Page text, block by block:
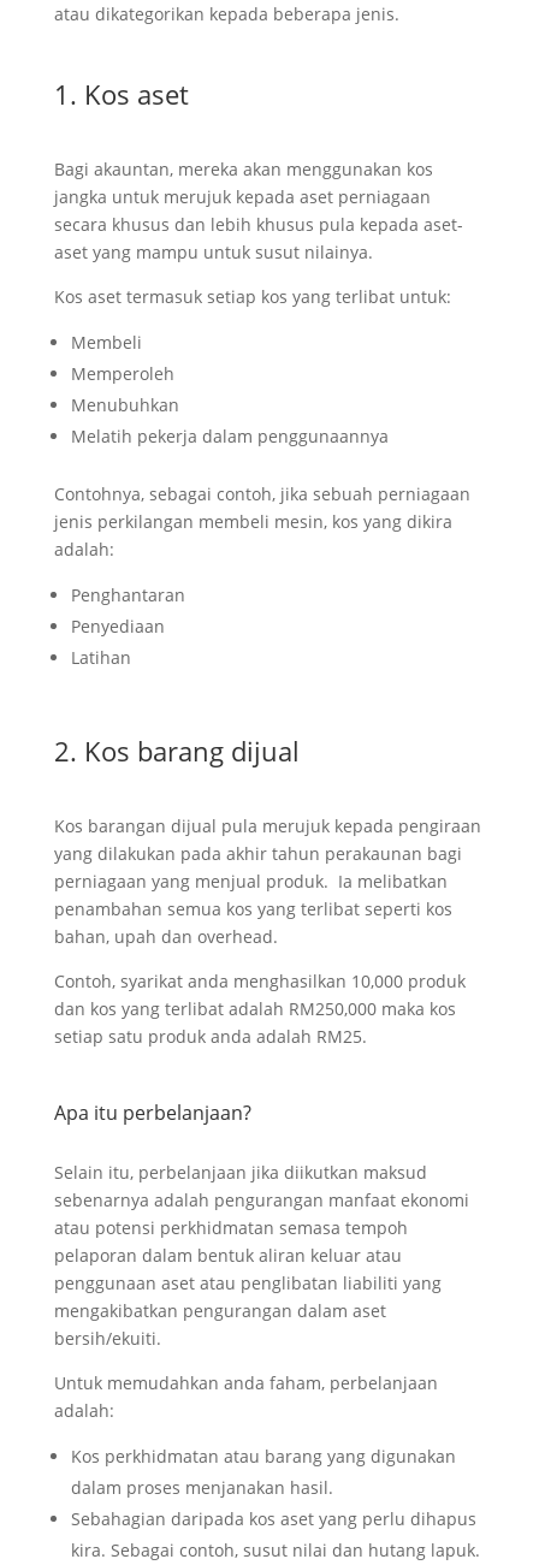
atau dikategorikan kepada beberapa jenis.
1. Kos aset
Bagi akauntan, mereka akan menggunakan kos
jangka untuk merujuk kepada aset perniagaan
secara khusus dan lebih khusus pula kepada aset-
aset yang mampu untuk susut nilainya.
Kos aset termasuk setiap kos yang terlibat untuk:
Membeli
Memperoleh
Menubuhkan
Melatih pekerja dalam penggunaannya
Contohnya, sebagai contoh, jika sebuah perniagaan
jenis perkilangan membeli mesin, kos yang dikira
adalah:
Penghantaran
Penyediaan
Latihan
2. Kos barang dijual
Kos barangan dijual pula merujuk kepada pengiraan
yang dilakukan pada akhir tahun perakaunan bagi
perniagaan yang menjual produk. Ia melibatkan
penambahan semua kos yang terlibat seperti kos
bahan, upah dan overhead.
Contoh, syarikat anda menghasilkan 10,000 produk
dan kos yang terlibat adalah RM250,000 maka kos
setiap satu produk anda adalah RM25.
Apa itu perbelanjaan?
Selain itu, perbelanjaan jika diikutkan maksud
sebenarnya adalah pengurangan manfaat ekonomi
atau potensi perkhidmatan semasa tempoh
pelaporan dalam bentuk aliran keluar atau
penggunaan aset atau penglibatan liabiliti yang
mengakibatkan pengurangan dalam aset
bersih/ekuiti.
Untuk memudahkan anda faham, perbelanjaan
adalah:
Kos perkhidmatan atau barang yang digunakan
dalam proses menjanakan hasil.
Sebahagian daripada kos aset yang perlu dihapus
kira. Sebagai contoh, susut nilai dan hutang lapuk.